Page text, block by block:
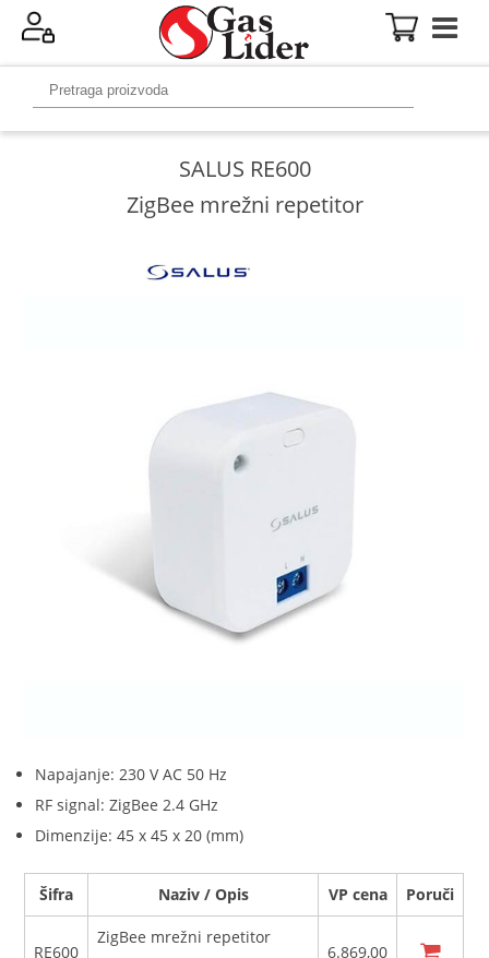
SALUS RE600
ZigBee mrežni repetitor
Napajanje: 230 V AC 50 Hz
RF signal: ZigBee 2.4 GHz
Dimenzije: 45 x 45 x 20 (mm)
Šifra Naziv / Opis VP cena Poruči
RE600
ZigBee mrežni repetitor
6.869,00 